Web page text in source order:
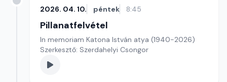
2026. 04. 10. péntek 8:45
Pillanatfelvétel
In memoriam Katona István atya (1940-2026)
Szerkesztő: Szerdahelyi Csongor